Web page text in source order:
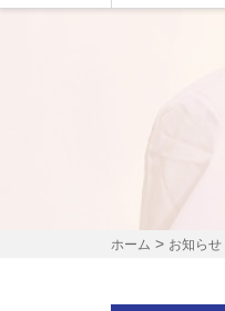
ホーム > お知らせ